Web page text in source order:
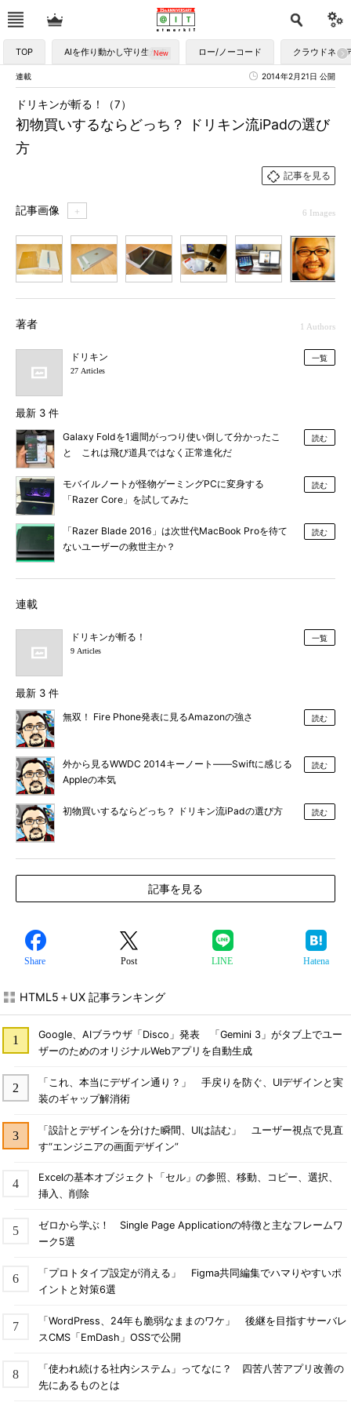
TOP AIを作り動かし守り生かす ロー/ノーコード クラウドネイ
連載 2014年2月21日 公開
初物買いするならどっち？ ドリキン流iPadの選び
方
ドリキンが斬る！（7）
記事を見る
記事画像 ＋ 6 Images
著者 1 Authors
ドリキン
27 Articles
一覧
最新 3 件
Galaxy Foldを1週間がっつり使い倒して分かったこ
と これは飛び道具ではなく正常進化だ
読む
モバイルノートが怪物ゲーミングPCに変身する
「Razer Core」を試してみた
読む
「Razer Blade 2016」は次世代MacBook Proを待て
ないユーザーの救世主か？
読む
連載
ドリキンが斬る！
9 Articles
一覧
最新 3 件
無双！ Fire Phone発表に見るAmazonの強さ 読む
外から見るWWDC 2014キーノート――Swiftに感じる
Appleの本気
読む
初物買いするならどっち？ ドリキン流iPadの選び方 読む
記事を見る
Share Post LINE Hatena
HTML5＋UX 記事ランキング
Google、AIブラウザ「Disco」発表 「Gemini 3」がタブ上でユー
ザーのためのオリジナルWebアプリを自動生成
「これ、本当にデザイン通り？」 手戻りを防ぐ、UIデザインと実
装のギャップ解消術
「設計とデザインを分けた瞬間、UIは詰む」 ユーザー視点で見直
す“エンジニアの画面デザイン”
Excelの基本オブジェクト「セル」の参照、移動、コピー、選択、
挿入、削除
ゼロから学ぶ！ Single Page Applicationの特徴と主なフレームワ
ーク5選
「プロトタイプ設定が消える」 Figma共同編集でハマりやすいポ
イントと対策6選
「WordPress、24年も脆弱なままのワケ」 後継を目指すサーバレ
スCMS「EmDash」OSSで公開
「使われ続ける社内システム」ってなに？ 四苦八苦アプリ改善の
先にあるものとは